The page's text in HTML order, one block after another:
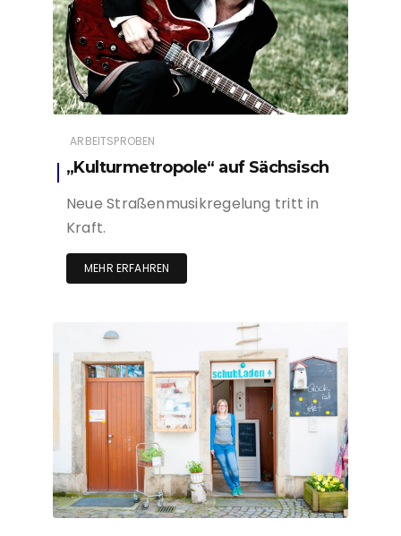
ARBEITSPROBEN
„Kulturmetropole“ auf Sächsisch
Neue Straßenmusikregelung tritt in
Kraft.
MEHR ERFAHREN